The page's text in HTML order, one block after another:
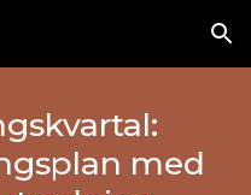
Skip to navigation
med